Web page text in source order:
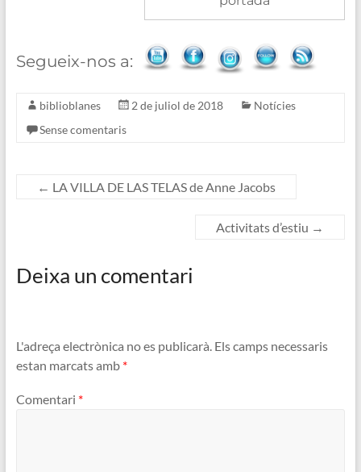
Segueix-nos a:
biblioblanes 2 de juliol de 2018
Notícies
Sense comentaris
← LA VILLA DE LAS TELAS de Anne Jacobs
Activitats d’estiu →
Deixa un comentari
L'adreça electrònica no es publicarà. Els camps necessaris
estan marcats amb *
Comentari *